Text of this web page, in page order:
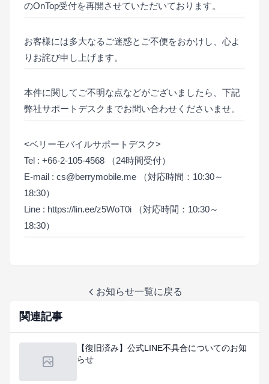
のOnTop受付を再開させていただいております。
お客様には多大なるご迷惑とご不便をおかけし、心よ
りお詫び申し上げます。
本件に関してご不明な点などがございましたら、下記
弊社サポートデスクまでお問い合わせくださいませ。
<ベリーモバイルサポートデスク>
Tel : +66-2-105-4568 （24時間受付）
E-mail : cs@berrymobile.me （対応時間：10:30～
18:30）
Line : https://lin.ee/z5WoT0i （対応時間：10:30～
18:30）
お知らせ一覧に戻る
関連記事
【復旧済み】公式LINE不具合についてのお知
らせ